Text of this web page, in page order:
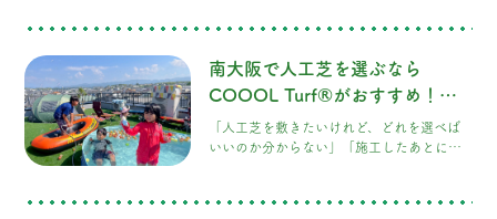
芝は真夏の強い日差しを受けると表面温度
くなることがあります。 しかし、人工芝に
もさまざまな種類があり、構造や使用する
今回は、人工芝が熱くなる理由と、
COOOL Turf®が夏でも快適に過ごしやす
南大阪で人工芝を選ぶなら
COOOL Turf®がおすすめ！後
悔しない5つのポイント
「人工芝を敷きたいけれど、どれを選べば
いいのか分からない」「施工したあとに後
家庭が増えています。しかし、人工芝は見